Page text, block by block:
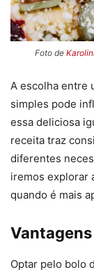
Foto de
A escolha entre
simples pode
essa deliciosa
receita traz
diferentes
iremos explorar
quando é mais
Optar pelo bolo